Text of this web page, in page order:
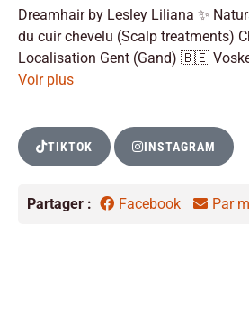
Dreamhair by Lesley Liliana ✨
du cuir chevelu (Scalp treatments)
Localisation Gent (Gand) 🇧🇪
Voir plus
TIKTOK INSTAGRAM
Partager : Facebook Par